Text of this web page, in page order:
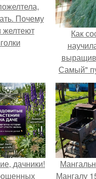
Почему
желтеют
Как
Самый"
дачники!
Мангалу